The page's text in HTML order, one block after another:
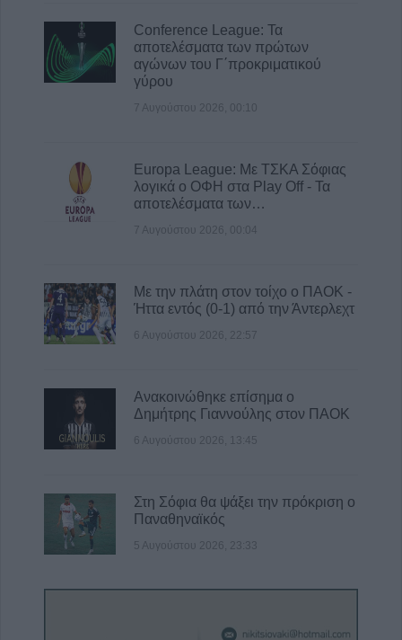
Μαγνησία: Χωρίς τις αισθήσεις της
ανασύρθηκε 70χρονη στην Άφησσο
7 Αυγούστου 2026, 13:00
εκκρεμούσε Ευρωπαϊκό ένταλμα σύλληψης
7 Αυγούστου 2026, 12:50
Conference League: Τα
αποτελέσματα των πρώτων
αγώνων του Γ΄προκριματικού
γύρου
7 Αυγούστου 2026, 00:10
Europa League: Με ΤΣΚΑ Σόφιας
λογικά ο ΟΦΗ στα Play Off - Τα
αποτελέσματα των…
7 Αυγούστου 2026, 00:04
Με την πλάτη στον τοίχο ο ΠΑΟΚ -
Ήττα εντός (0-1) από την Άντερλεχτ
6 Αυγούστου 2026, 22:57
Ανακοινώθηκε επίσημα ο
Δημήτρης Γιαννούλης στον ΠΑΟΚ
6 Αυγούστου 2026, 13:45
Στη Σόφια θα ψάξει την πρόκριση ο
Παναθηναϊκός
5 Αυγούστου 2026, 23:33